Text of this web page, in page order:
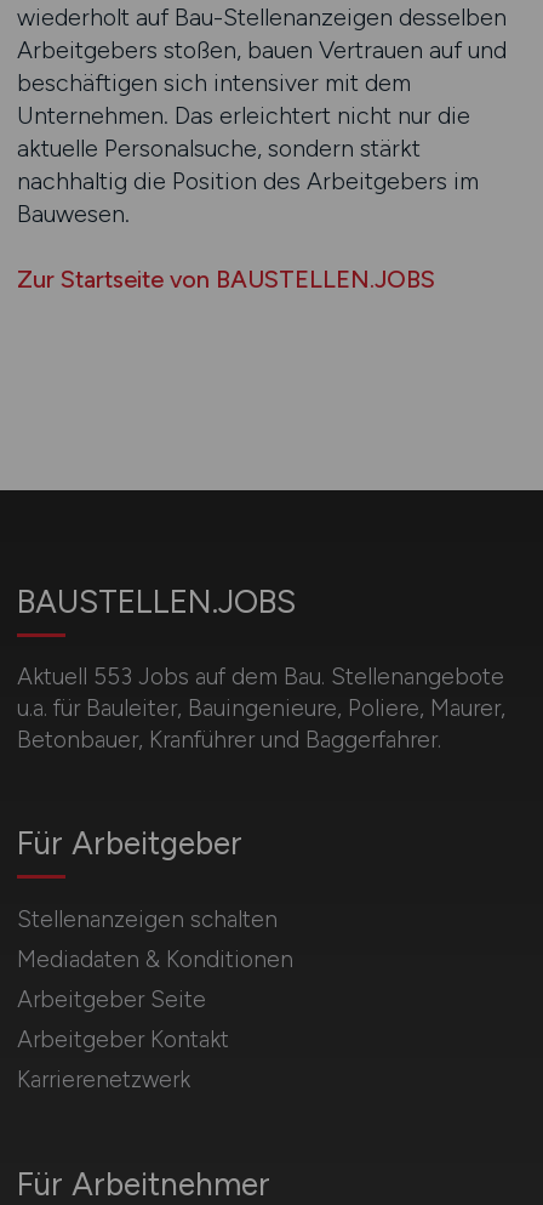
wiederholt auf Bau-Stellenanzeigen desselben
Arbeitgebers stoßen, bauen Vertrauen auf und
beschäftigen sich intensiver mit dem
Unternehmen. Das erleichtert nicht nur die
aktuelle Personalsuche, sondern stärkt
nachhaltig die Position des Arbeitgebers im
Bauwesen.
Zur Startseite von BAUSTELLEN.JOBS
BAUSTELLEN.JOBS
Aktuell 553 Jobs auf dem Bau. Stellenangebote
u.a. für Bauleiter, Bauingenieure, Poliere, Maurer,
Betonbauer, Kranführer und Baggerfahrer.
Für Arbeitnehmer
Für Arbeitgeber
Stellenanzeigen schalten
Mediadaten & Konditionen
Arbeitgeber Seite
Arbeitgeber Kontakt
Karrierenetzwerk